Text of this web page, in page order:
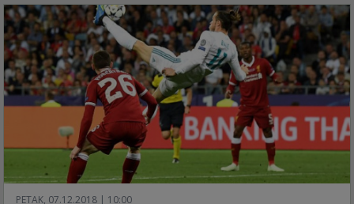
PETAK, 07.12.2018 | 10:00